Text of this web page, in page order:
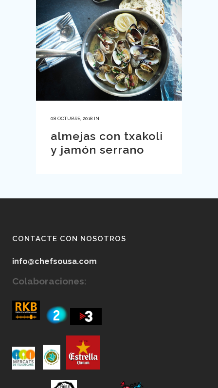
08 OCTUBRE, 2018 IN
almejas con txakoli
y jamón serrano
CONTACTE CON NOSOTROS
info@chefsousa.com
Colaboraciones: